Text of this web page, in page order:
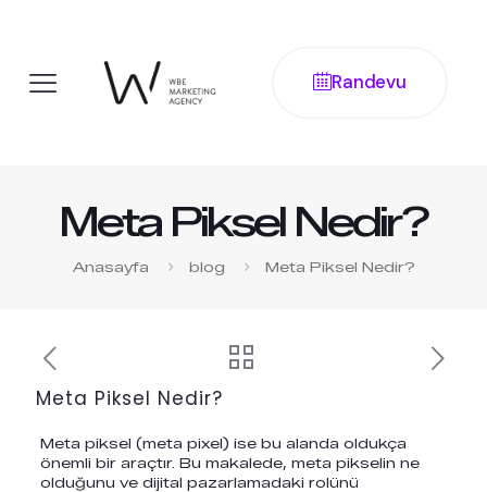
Randevu
Meta Piksel Nedir?
Anasayfa blog Meta Piksel Nedir?
Meta Piksel Nedir?
Meta piksel (meta pixel) ise bu alanda oldukça
önemli bir araçtır. Bu makalede, meta pikselin ne
olduğunu ve dijital pazarlamadaki rolünü